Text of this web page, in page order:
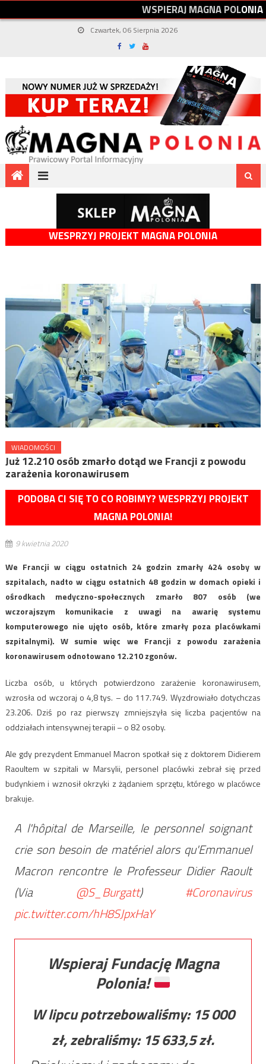
WSPIERAJMAGNAPOLONIA
Czwartek, 06 Sierpnia 2026
WESPRZYJ PROJEKT MAGNA POLONIA
WIADOMOŚCI
Już 12.210 osób zmarło dotąd we Francji z powodu
zarażenia koronawirusem
PODOBA CI SIĘ TO CO ROBIMY? WESPRZYJ PROJEKT
MAGNA POLONIA!
9 kwietnia 2020
We Francji w ciągu ostatnich 24 godzin zmarły 424 osoby w
szpitalach, nadto w ciągu ostatnich 48 godzin w domach opieki i
ośrodkach medyczno-społecznych zmarło 807 osób (we
wczorajszym komunikacie z uwagi na awarię systemu
komputerowego nie ujęto osób, które zmarły poza placówkami
szpitalnymi). W sumie więc we Francji z powodu zarażenia
koronawirusem odnotowano 12.210 zgonów.
Liczba osób, u których potwierdzono zarażenie koronawirusem,
wzrosła od wczoraj o 4,8 tys. – do 117.749. Wyzdrowiało dotychczas
23.206. Dziś po raz pierwszy zmniejszyła się liczba pacjentów na
oddziałach intensywnej terapii – o 82 osoby.
Ale gdy prezydent Emmanuel Macron spotkał się z doktorem Didierem
Raoultem w szpitali w Marsylii, personel placówki zebrał się przed
budynkiem i wznosił okrzyki z żądaniem sprzętu, którego w placówce
brakuje.
A l'hôpital de Marseille, le personnel soignant
crie son besoin de matériel alors qu'Emmanuel
Macron rencontre le Professeur Didier Raoult
(Via @S_Burgatt) #Coronavirus
pic.twitter.com/hH8SJpxHaY
Wspieraj Fundację Magna
Polonia!
W lipcu potrzebowaliśmy: 15 000
zł, zebraliśmy: 15 633,5zł.